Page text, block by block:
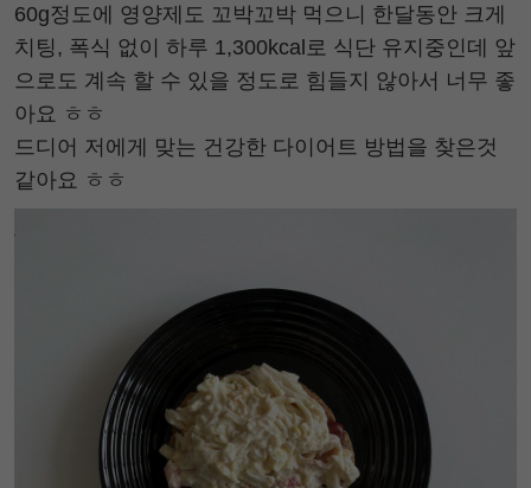
60g정도에 영양제도 꼬박꼬박 먹으니 한달동안 크게
치팅, 폭식 없이 하루 1,300kcal로 식단 유지중인데 앞
으로도 계속 할 수 있을 정도로 힘들지 않아서 너무 좋
아요 ㅎㅎ
드디어 저에게 맞는 건강한 다이어트 방법을 찾은것
같아요 ㅎㅎ